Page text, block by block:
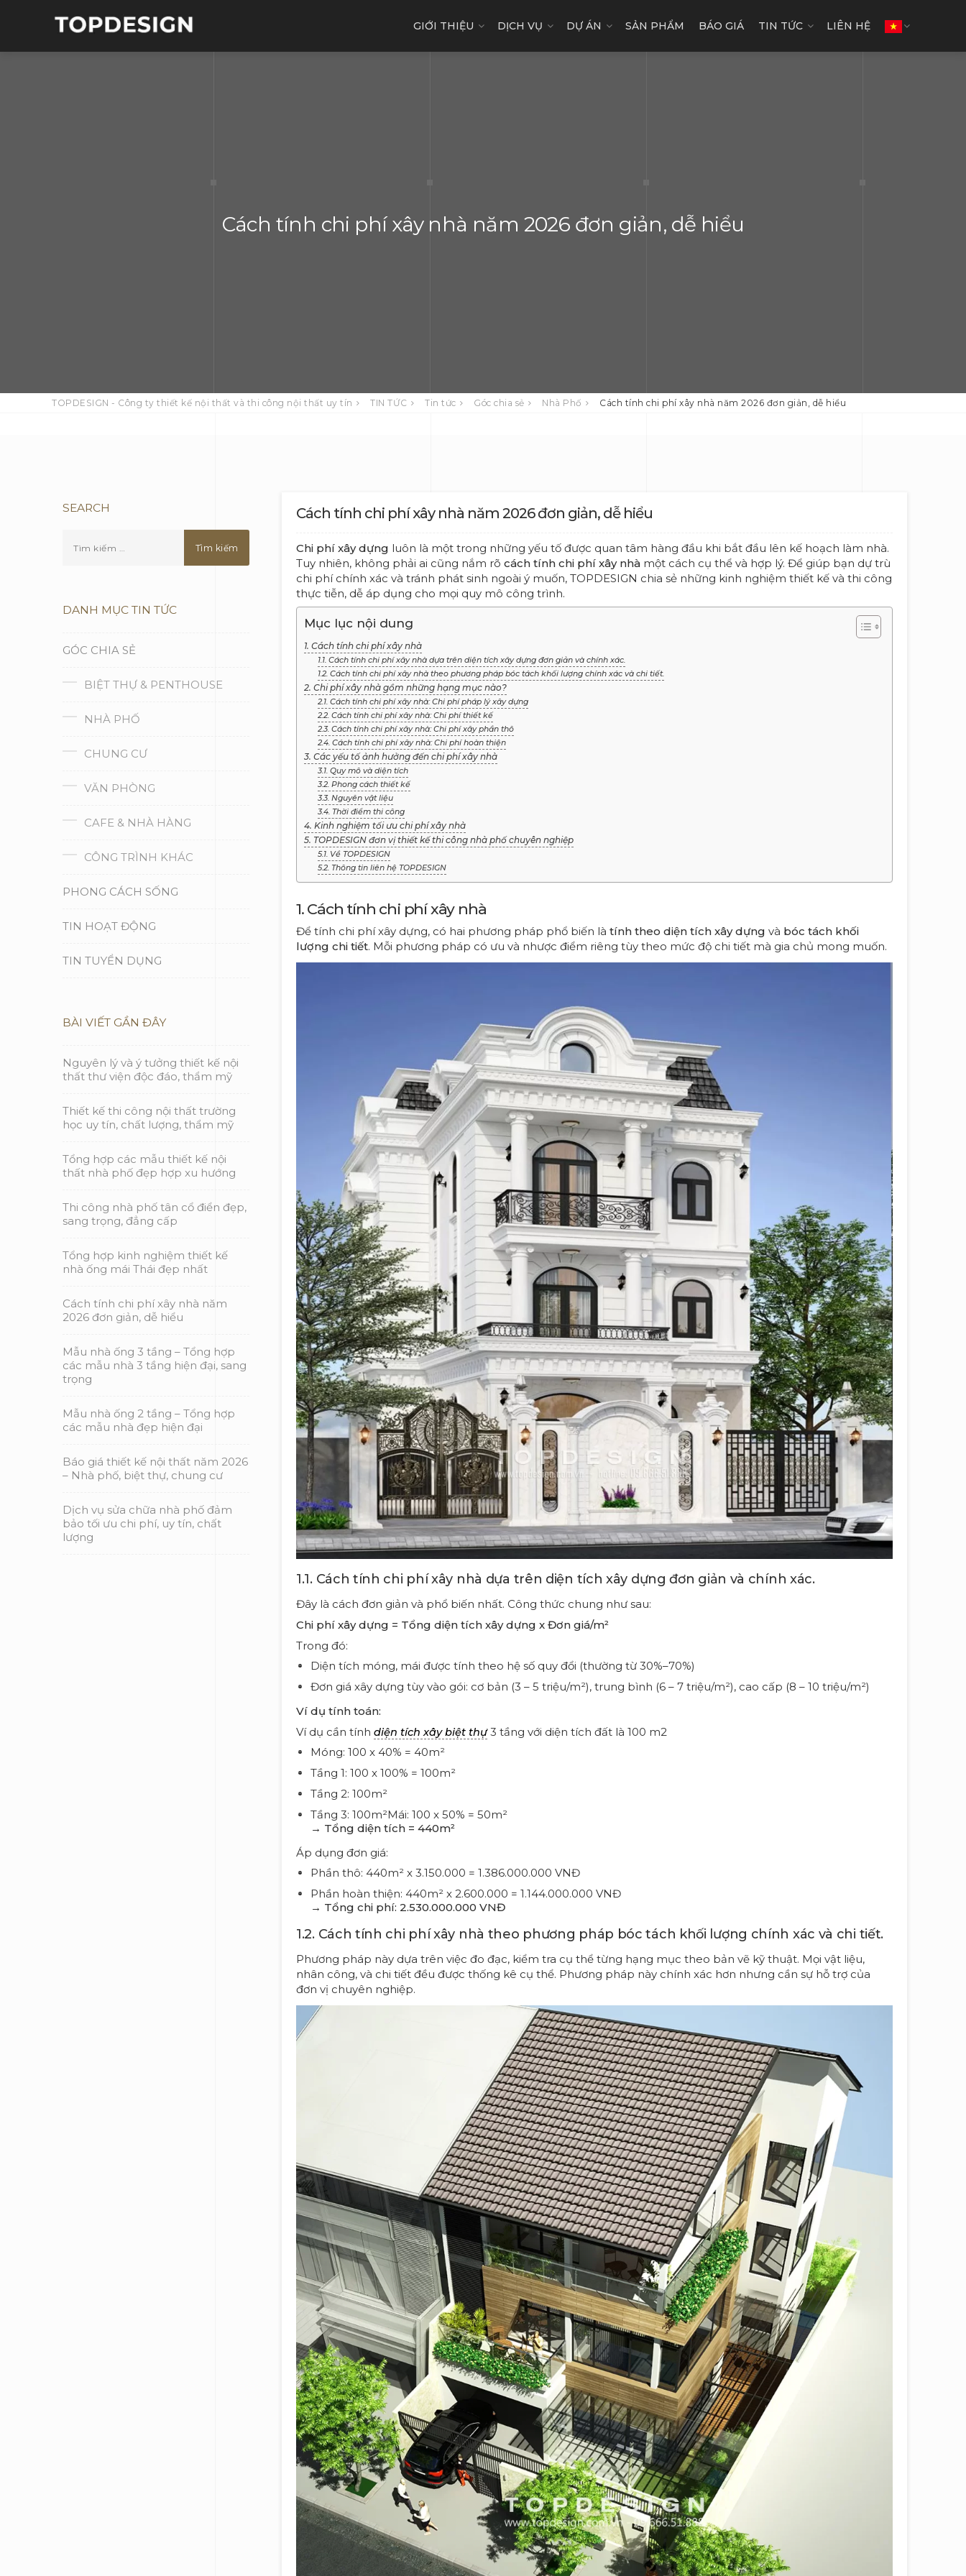
GIỚI THIỆU DỊCH VỤ DỰ ÁN SẢN PHẨM BÁO GIÁ TIN TỨC LIÊN HỆ
Cách tính chi phí xây nhà năm 2026 đơn giản, dễ hiểu
TOPDESIGN - Công ty thiết kế nội thất và thi công nội thất uy tín TIN TỨC Tin tức Góc chia sẻ Nhà Phố Cách tính chi phí xây nhà năm 2026 đơn giản, dễ hiểu
Cách tính chi phí xây nhà năm 2026 đơn giản, dễ hiểu
Chi phí xây dựng luôn là một trong những yếu tố được quan tâm hàng đầu khi bắt đầu lên kế hoạch làm nhà.
Tuy nhiên, không phải ai cũng nắm rõ cách tính chi phí xây nhà một cách cụ thể và hợp lý. Để giúp bạn dự trù
chi phí chính xác và tránh phát sinh ngoài ý muốn, TOPDESIGN chia sẻ những kinh nghiệm thiết kế và thi công
thực tiễn, dễ áp dụng cho mọi quy mô công trình.
Mục lục nội dung
1. Cách tính chi phí xây nhà
1.1. Cách tính chi phí xây nhà dựa trên diện tích xây dựng đơn giản và chính xác.
1.2. Cách tính chi phí xây nhà theo phương pháp bóc tách khối lượng chính xác và chi tiết.
2. Chi phí xây nhà gồm những hạng mục nào?
2.1. Cách tính chi phí xây nhà: Chi phí pháp lý xây dựng
2.2. Cách tính chi phí xây nhà: Chi phí thiết kế
2.3. Cách tính chi phí xây nhà: Chi phí xây phần thô
2.4. Cách tính chi phí xây nhà: Chi phí hoàn thiện
3. Các yếu tố ảnh hưởng đến chi phí xây nhà
3.1. Quy mô và diện tích
3.2. Phong cách thiết kế
3.3. Nguyên vật liệu
3.4. Thời điểm thi công
4. Kinh nghiệm tối ưu chi phí xây nhà
5. TOPDESIGN đơn vị thiết kế thi công nhà phố chuyên nghiệp
5.1. Về TOPDESIGN
5.2. Thông tin liên hệ TOPDESIGN
1. Cách tính chi phí xây nhà
Để tính chi phí xây dựng, có hai phương pháp phổ biến là tính theo diện tích xây dựng và bóc tách khối
lượng chi tiết. Mỗi phương pháp có ưu và nhược điểm riêng tùy theo mức độ chi tiết mà gia chủ mong muốn.
1.1. Cách tính chi phí xây nhà dựa trên diện tích xây dựng đơn giản và chính xác.
Đây là cách đơn giản và phổ biến nhất. Công thức chung như sau:
Chi phí xây dựng = Tổng diện tích xây dựng x Đơn giá/m²
Trong đó:
Diện tích móng, mái được tính theo hệ số quy đổi (thường từ 30%–70%)
Đơn giá xây dựng tùy vào gói: cơ bản (3 – 5 triệu/m²), trung bình (6 – 7 triệu/m²), cao cấp (8 – 10 triệu/m²)
Ví dụ tính toán:
Ví dụ cần tính diện tích xây biệt thự3 tầng với diện tích đất là 100 m2
Móng: 100 x 40% = 40m²
Tầng 1: 100 x 100% = 100m²
Tầng 2: 100m²
Tầng 3: 100m²Mái: 100 x 50% = 50m²
→ Tổng diện tích = 440m²
Áp dụng đơn giá:
Phần thô: 440m² x 3.150.000 = 1.386.000.000 VNĐ
Phần hoàn thiện: 440m² x 2.600.000 = 1.144.000.000 VNĐ
→ Tổng chi phí: 2.530.000.000 VNĐ
1.2. Cách tính chi phí xây nhà theo phương pháp bóc tách khối lượng chính xác và chi tiết.
Phương pháp này dựa trên việc đo đạc, kiểm tra cụ thể từng hạng mục theo bản vẽ kỹ thuật. Mọi vật liệu,
nhân công, và chi tiết đều được thống kê cụ thể. Phương pháp này chính xác hơn nhưng cần sự hỗ trợ của
đơn vị chuyên nghiệp.
SEARCH
DANH MỤC TIN TỨC
GÓC CHIA SẺ
BIỆT THỰ & PENTHOUSE
NHÀ PHỐ
CHUNG CƯ
VĂN PHÒNG
CAFE & NHÀ HÀNG
CÔNG TRÌNH KHÁC
PHONG CÁCH SỐNG
TIN HOẠT ĐỘNG
TIN TUYỂN DỤNG
BÀI VIẾT GẦN ĐÂY
Nguyên lý và ý tưởng thiết kế nội
thất thư viện độc đáo, thẩm mỹ
Thiết kế thi công nội thất trường
học uy tín, chất lượng, thẩm mỹ
Tổng hợp các mẫu thiết kế nội
thất nhà phố đẹp hợp xu hướng
Thi công nhà phố tân cổ điển đẹp,
sang trọng, đẳng cấp
Tổng hợp kinh nghiệm thiết kế
nhà ống mái Thái đẹp nhất
Cách tính chi phí xây nhà năm
2026 đơn giản, dễ hiểu
Mẫu nhà ống 3 tầng – Tổng hợp
các mẫu nhà 3 tầng hiện đại, sang
trọng
Mẫu nhà ống 2 tầng – Tổng hợp
các mẫu nhà đẹp hiện đại
Báo giá thiết kế nội thất năm 2026
– Nhà phố, biệt thự, chung cư
Dịch vụ sửa chữa nhà phố đảm
bảo tối ưu chi phí, uy tín, chất
lượng